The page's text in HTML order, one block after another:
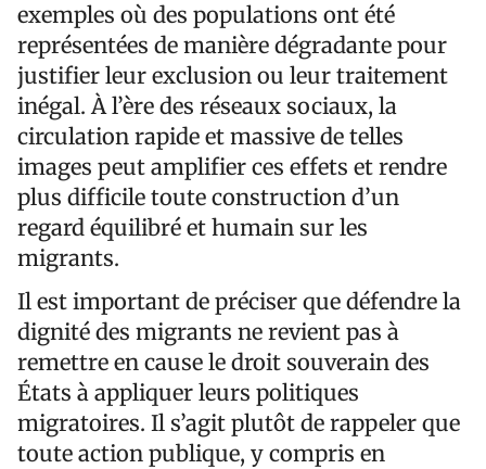
exemples où des populations ont été
représentées de manière dégradante pour
justifier leur exclusion ou leur traitement
inégal. À l’ère des réseaux sociaux, la
circulation rapide et massive de telles
images peut amplifier ces effets et rendre
plus difficile toute construction d’un
regard équilibré et humain sur les
migrants.
Il est important de préciser que défendre la
dignité des migrants ne revient pas à
remettre en cause le droit souverain des
États à appliquer leurs politiques
migratoires. Il s’agit plutôt de rappeler que
toute action publique, y compris en